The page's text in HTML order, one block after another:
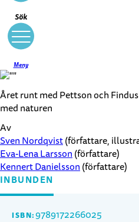
Sök
Stäng
Meny
Året runt med Pettson och
med naturen
Av
Sven Nordqvist(författare,
Eva-Lena Larsson (författare)
Kennert Danielsson (författare)
INBUNDEN
ISBN:9789172266025